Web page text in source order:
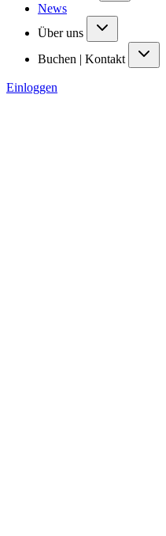
News
Über uns
Buchen | Kontakt
Einloggen